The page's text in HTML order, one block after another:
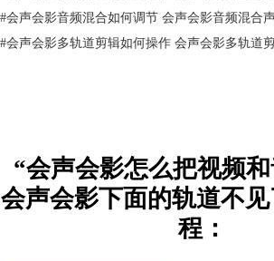
与音乐轨道中。当然，也可以通过新建声音轨道
音频文件。
声音与音乐轨道均会显示音频的波形显示，从波
#会声会影音频混合如何调节 会声会影音频混合
#会声会影多轨道剪辑如何操作 会声会影多轨道
“会声会影怎么把视频
会声会影下面的轨道不
程：